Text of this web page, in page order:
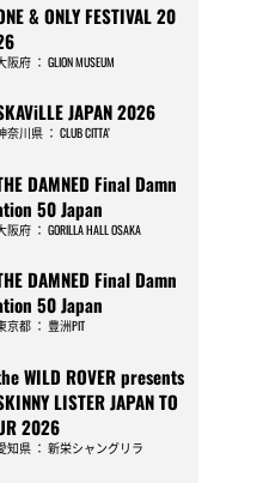
& ONLY FESTIVAL 20
阪府： GLION MUSEUM
JAPAN 2026
奈川県： CLUB CITTA’
DAMNED Final Damn
50 Japan
阪府： GORILLA HALL OSAKA
DAMNED Final Damn
50 Japan
京都： 豊洲PIT
WILD ROVER presents
LISTER JAPAN TO
2026
知県： 新栄シャングリラ